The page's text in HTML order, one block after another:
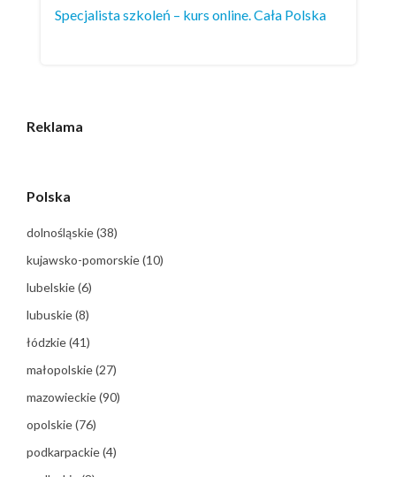
Specjalista szkoleń – kurs online. Cała Polska
Reklama
Polska
dolnośląskie(38)
kujawsko-pomorskie(10)
lubelskie(6)
lubuskie(8)
łódzkie(41)
małopolskie(27)
mazowieckie(90)
opolskie(76)
podkarpackie(4)